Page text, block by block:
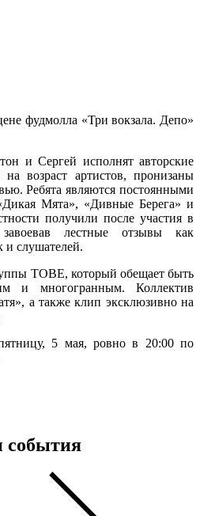
фудмолла «Три вокзала. Депо»
и Сергей исполнят авторские
возраст артистов, пронизаны
Ребята являются постоянными
Мята», «Дивные Берега» и
получили после участия в
лестные отзывы как
и слушателей.
ТОВЕ, который обещает быть
и многогранным. Коллектив
а также клип эксклюзивно на
5 мая, ровно в 20:00 по
события